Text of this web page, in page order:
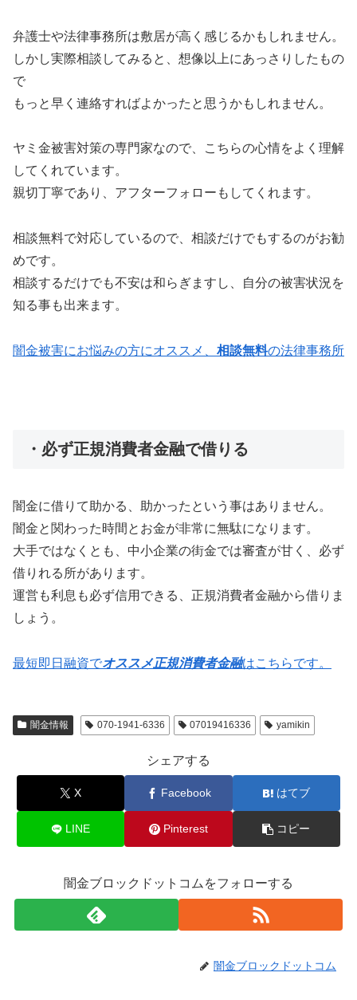
弁護士や法律事務所は敷居が高く感じるかもしれません。
しかし実際相談してみると、想像以上にあっさりしたもの
で
もっと早く連絡すればよかったと思うかもしれません。
ヤミ金被害対策の専門家なので、こちらの心情をよく理解
してくれています。
親切丁寧であり、アフターフォローもしてくれます。
相談無料で対応しているので、相談だけでもするのがお勧
めです。
相談するだけでも不安は和らぎますし、自分の被害状況を
知る事も出来ます。
闇金被害にお悩みの方にオススメ、 相談無料の法律事務所
・必ず正規消費者金融で借りる
闇金に借りて助かる、助かったという事はありません。
闇金と関わった時間とお金が非常に無駄になります。
大手ではなくとも、中小企業の街金では審査が甘く、必ず
借りれる所があります。
運営も利息も必ず信用できる、正規消費者金融から借りま
しょう。
最短即日融資でオススメ正規消費者金融はこちらです。
闇金情報 070-1941-6336 07019416336 yamikin
シェアする
X Facebook はてブ
LINE Pinterest コピー
闇金ブロックドットコムをフォローする
闇金ブロックドットコム